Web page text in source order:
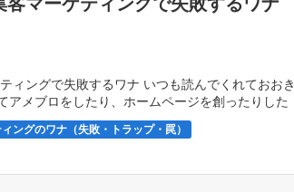
ィングで失敗するワナ いつも読んでくれておおき
アメブロをしたり、ホームページを創ったりした
？ ベビーマッサージ教 […]
ングのワナ（失敗・トラップ・罠）
・罠